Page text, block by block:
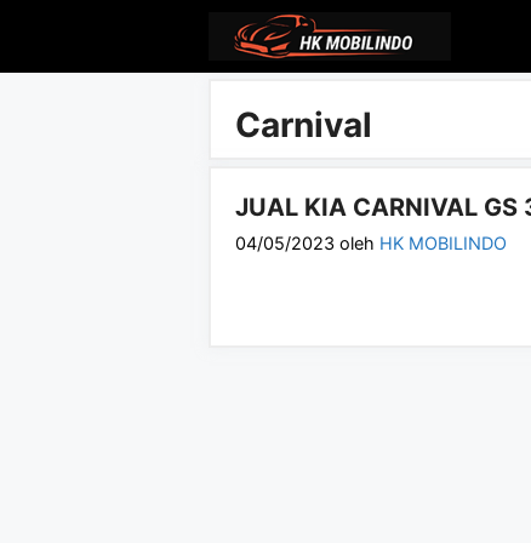
isi
Carnival
JUAL KIA CARNIVAL GS
04/05/2023 oleh HK MOBILINDO